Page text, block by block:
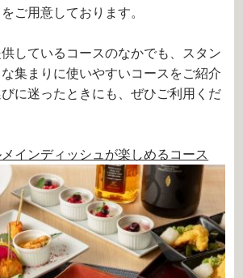
ご用意しております。
しているコースのなかでも、スタン
集まりに使いやすいコースをご紹介
に迷ったときにも、ぜひご利用くだ
インディッシュが楽しめるコース